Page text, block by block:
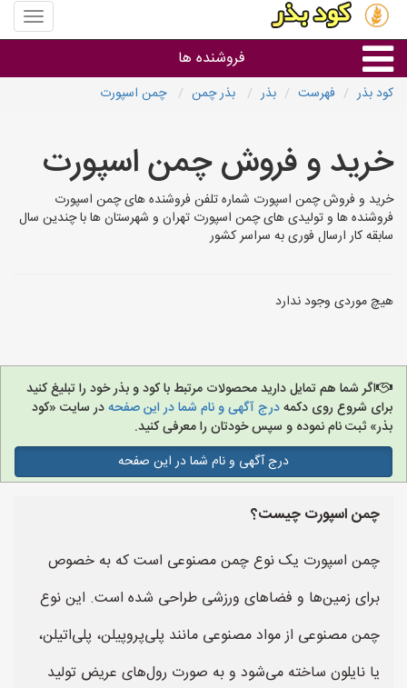
منوی
سایت
بذر
فروشنده ها
استان ها
کود بذر فهرست بذر بذر چمن چمن اسپورت
خرید و فروش چمن اسپورت
خرید و فروش چمن اسپورت شماره تلفن فروشنده های چمن اسپورت
فروشنده ها و تولیدی های چمن اسپورت تهران و شهرستان ها با چندین سال
سابقه کار ارسال فوری به سراسر کشور
هیچ موردی وجود ندارد
اگر شما هم تمایل دارید محصولات مرتبط با کود و بذر خود را تبلیغ کنید
برای شروع روی دکمهدرج آگهی و نام شما در این صفحهدر سایت «کود
بذر» ثبت نام نموده و سپس خودتان را معرفی کنید.
درج آگهی و نام شما در این صفحه
چمن اسپورت چیست؟
چمن اسپورت یک نوع چمن مصنوعی است که به خصوص
برای زمین‌ها و فضاهای ورزشی طراحی شده است. این نوع
چمن مصنوعی از مواد مصنوعی مانند پلی‌پروپیلن، پلی‌اتیلن،
یا نایلون ساخته می‌شود و به صورت رول‌های عریض تولید